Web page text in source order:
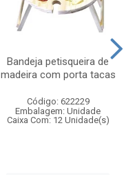
Bandeja petisqueira de
madeira com porta tacas
Código: 622229
Embalagem: Unidade
Caixa Com: 12 Unidade(s)